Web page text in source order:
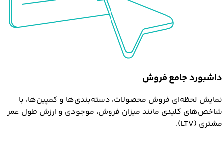
داشبورد جامع فروش
نمایش لحظه‌ای فروش محصولات، دسته‌بندی‌ها و کمپین‌ها، با
شاخص‌های کلیدی مانند میزان فروش، موجودی و ارزش طول عمر
مشتری (LTV).